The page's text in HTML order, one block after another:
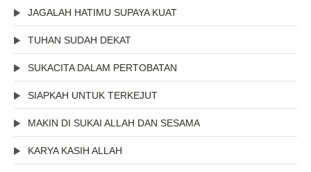
JAGALAH HATIMU SUPAYA KUAT
TUHAN SUDAH DEKAT
SUKACITA DALAM PERTOBATAN
SIAPKAH UNTUK TERKEJUT
MAKIN DI SUKAI ALLAH DAN SESAMA
KARYA KASIH ALLAH